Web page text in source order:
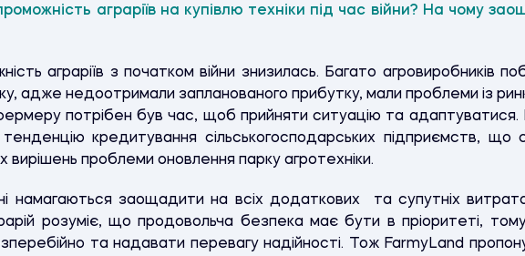
аграріїв на купівлю техніки під час війни? На чому
аграріїв з початком війни знизилась. Багато агровиробників
адже недоотримали запланованого прибутку, мали проблеми із
потрібен був час, щоб прийняти ситуацію та адаптуватися.
кредитування сільськогосподарських підприємств, що
вирішень проблеми оновлення парку агротехніки.
намагаються заощадити на всіх додаткових та супутніх
розуміє, що продовольча безпека має бути в пріоритеті,
та надавати перевагу надійності. Тож FarmyLand